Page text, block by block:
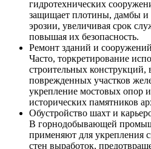
гидротехнических
защищает плотины, дамбы и
эрозии, увеличивая срок
повышая их безопасность.
Ремонт зданий и сооружений
Часто, торкретирование
строительных конструкций,
поврежденных участков
укрепление мостовых опор
исторических памятников
Обустройство шахт и
В горнодобывающей
применяют для укрепления
стен выработок,